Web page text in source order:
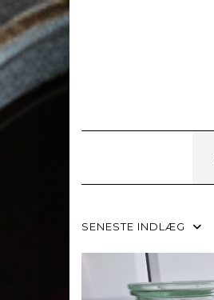
to
content
SENESTE INDLÆG